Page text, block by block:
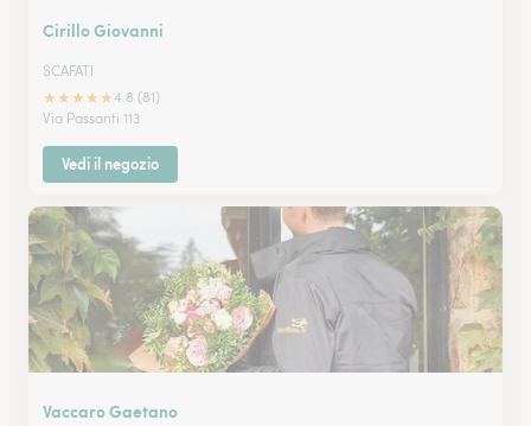
Cirillo Giovanni
SCAFATI
★★★★★4.8 (81)
Via Passanti 113
Vedi il negozio
Vaccaro Gaetano